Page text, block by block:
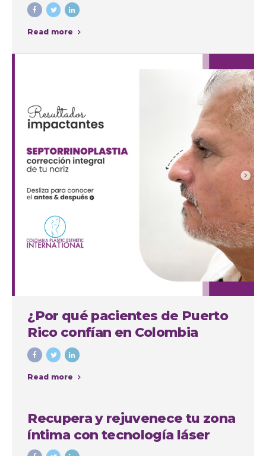
Read more
¿Por qué pacientes de Puerto
Rico confían en Colombia
Plastic para su septorinoplastia
en Medellín?
Read more
Recupera y rejuvenece tu zona
íntima con tecnología láser